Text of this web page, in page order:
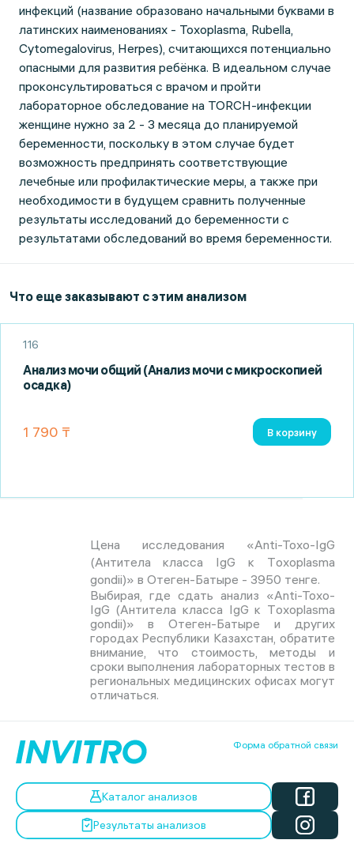
инфекций (название образовано начальными буквами в
латинских наименованиях - Toxoplasma, Rubella,
Cytomegalovirus, Herpes), считающихся потенциально
опасными для развития ребёнка. В идеальном случае
проконсультироваться с врачом и пройти
лабораторное обследование на TORCH-инфекции
женщине нужно за 2 - 3 месяца до планируемой
беременности, поскольку в этом случае будет
возможность предпринять соответствующие
лечебные или профилактические меры, а также при
необходимости в будущем сравнить полученные
результаты исследований до беременности с
результатами обследований во время беременности.
Что еще заказывают с этим анализом
116
Анализ мочи общий (Анализ мочи с микроскопией
осадка)
1 790 ₸ В корзину
Цена исследования «Anti-Toxo-IgG
(Антитела класса IgG к Тoxoplasma
gondii)» в Отеген-Батыре - 3950 тенге.
Выбирая, где сдать анализ «Anti-Toxo-
IgG (Антитела класса IgG к Тoxoplasma
gondii)» в Отеген-Батыре и других
городах Республики Казахстан, обратите
внимание, что стоимость, методы и
сроки выполнения лабораторных тестов в
региональных медицинских офисах могут
отличаться.
Форма обратной связи
Каталог анализов
Результаты анализов